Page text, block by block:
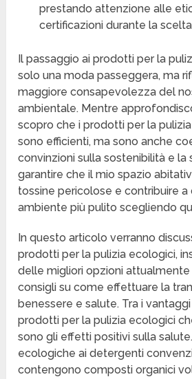
prestando attenzione alle
certificazioni durante la
Il passaggio ai prodotti per la
solo una moda passeggera, ma
maggiore consapevolezza del
ambientale. Mentre
scopro che i prodotti per la
sono efficienti, ma sono anche
convinzioni sulla sostenibilità e la
garantire che il mio spazio
tossine pericolose e contribuire a
ambiente più pulito scegliendo
In questo articolo verranno
prodotti per la pulizia ecologici,
delle migliori opzioni
consigli su come effettuare la
benessere e salute. Tra i
prodotti per la pulizia ecologici
sono gli effetti positivi sulla
ecologiche ai detergenti
contengono composti organici